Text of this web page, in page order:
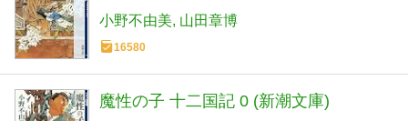
小野不由美 山田章博
16580
魔性の子 十二国記 0 (新潮文庫)